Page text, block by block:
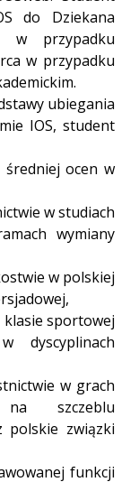
do Dziekana
w przypadku
w przypadku
ubiegania
IOS, student
ocen w
w studiach
wymiany
w polskiej
sportowej
dyscyplinach
w grach
na szczeblu
polskie związki
funkcji